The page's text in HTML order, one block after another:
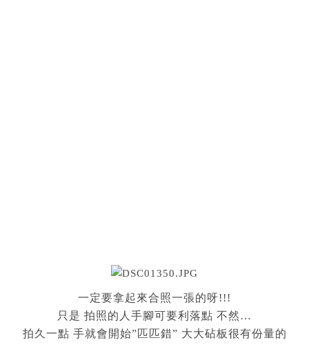
一定要拿起來合照一張的呀!!!
只是 拍照的人手腳可要利落點 不然…
拍久一點 手就會開始”匹匹錯” 大大砧板很有份量的